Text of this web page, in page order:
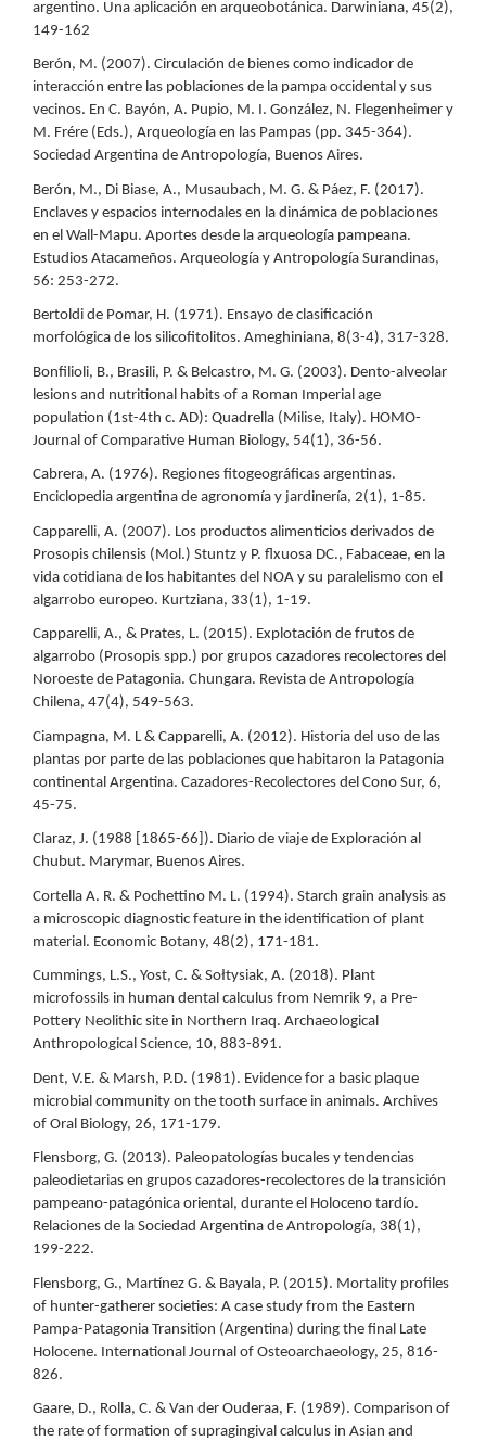
argentino. Una aplicación en arqueobotánica. Darwiniana, 45(2),
149-162
Berón, M. (2007). Circulación de bienes como indicador de
interacción entre las poblaciones de la pampa occidental y sus
vecinos. En C. Bayón, A. Pupio, M. I. González, N. Flegenheimer y
M. Frére (Eds.), Arqueología en las Pampas (pp. 345-364).
Sociedad Argentina de Antropología, Buenos Aires.
Berón, M., Di Biase, A., Musaubach, M. G. & Páez, F. (2017).
Enclaves y espacios internodales en la dinámica de poblaciones
en el Wall-Mapu. Aportes desde la arqueología pampeana.
Estudios Atacameños. Arqueología y Antropología Surandinas,
56: 253-272.
Bertoldi de Pomar, H. (1971). Ensayo de clasificación
morfológica de los silicofitolitos. Ameghiniana, 8(3-4), 317-328.
Bonfilioli, B., Brasili, P. & Belcastro, M. G. (2003). Dento-alveolar
lesions and nutritional habits of a Roman Imperial age
population (1st-4th c. AD): Quadrella (Milise, Italy). HOMO-
Journal of Comparative Human Biology, 54(1), 36-56.
Cabrera, A. (1976). Regiones fitogeográficas argentinas.
Enciclopedia argentina de agronomía y jardinería, 2(1), 1-85.
Capparelli, A. (2007). Los productos alimenticios derivados de
Prosopis chilensis (Mol.) Stuntz y P. flxuosa DC., Fabaceae, en la
vida cotidiana de los habitantes del NOA y su paralelismo con el
algarrobo europeo. Kurtziana, 33(1), 1-19.
Capparelli, A., & Prates, L. (2015). Explotación de frutos de
algarrobo (Prosopis spp.) por grupos cazadores recolectores del
Noroeste de Patagonia. Chungara. Revista de Antropología
Chilena, 47(4), 549-563.
Ciampagna, M. L & Capparelli, A. (2012). Historia del uso de las
plantas por parte de las poblaciones que habitaron la Patagonia
continental Argentina. Cazadores-Recolectores del Cono Sur, 6,
45-75.
Claraz, J. (1988 [1865-66]). Diario de viaje de Exploración al
Chubut. Marymar, Buenos Aires.
Cortella A. R. & Pochettino M. L. (1994). Starch grain analysis as
a microscopic diagnostic feature in the identification of plant
material. Economic Botany, 48(2), 171-181.
Cummings, L.S., Yost, C. & Sołtysiak, A. (2018). Plant
microfossils in human dental calculus from Nemrik 9, a Pre-
Pottery Neolithic site in Northern Iraq. Archaeological
Anthropological Science, 10, 883-891.
Dent, V.E. & Marsh, P.D. (1981). Evidence for a basic plaque
microbial community on the tooth surface in animals. Archives
of Oral Biology, 26, 171-179.
Flensborg, G. (2013). Paleopatologías bucales y tendencias
paleodietarias en grupos cazadores-recolectores de la transición
pampeano-patagónica oriental, durante el Holoceno tardío.
Relaciones de la Sociedad Argentina de Antropología, 38(1),
199-222.
Flensborg, G., Martínez G. & Bayala, P. (2015). Mortality profiles
of hunter-gatherer societies: A case study from the Eastern
Pampa-Patagonia Transition (Argentina) during the final Late
Holocene. International Journal of Osteoarchaeology, 25, 816-
826.
Gaare, D., Rolla, C. & Van der Ouderaa, F. (1989). Comparison of
the rate of formation of supragingival calculus in Asian and